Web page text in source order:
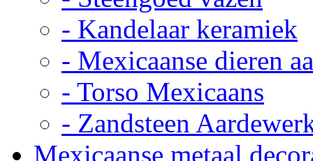
- Kandelaar keramiek
- Mexicaanse dieren
- Torso Mexicaans
- Zandsteen
Mexicaanse metaal